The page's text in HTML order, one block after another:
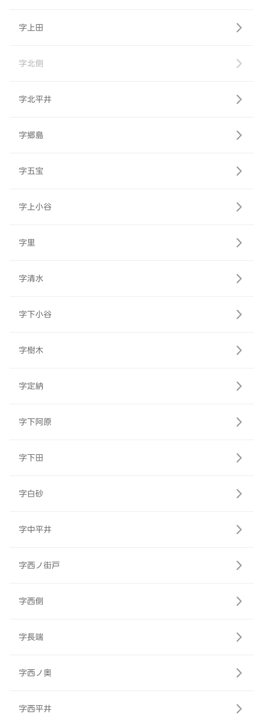
字上田
字北側
字北平井
字郷島
字五宝
字上小谷
字里
字清水
字下小谷
字樹木
字定納
字下阿原
字下田
字白砂
字中平井
字西ノ街戸
字西側
字長端
字西ノ奥
字西平井